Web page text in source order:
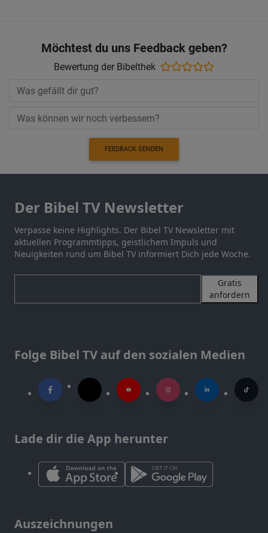
Möchtest du uns Feedback geben?
Bewertung der Bibelthek
FEEDBACK SENDEN
Der Bibel TV Newsletter
Verpasse keine Highlights. Der Bibel TV Newsletter mit
aktuellen Programmtipps, geistlichem Impuls und
Neuigkeiten rund um Bibel TV informiert Dich jede Woche.
Gratis
anfordern
Folge Bibel TV auf den sozialen Medien
Lade dir die App herunter
Auszeichnungen